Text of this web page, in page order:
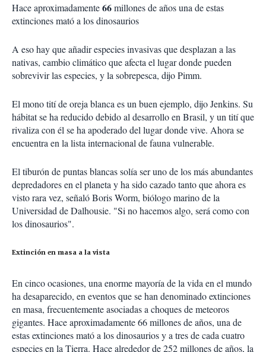
Hace aproximadamente66millones de años una de estas
extinciones mató a los dinosaurios
A eso hay que añadir especies invasivas que desplazan a las
nativas, cambio climático que afecta el lugar donde pueden
sobrevivir las especies, y la sobrepesca, dijo Pimm.
El mono tití de oreja blanca es un buen ejemplo, dijo Jenkins. Su
hábitat se ha reducido debido al desarrollo en Brasil, y un tití que
rivaliza con él se ha apoderado del lugar donde vive. Ahora se
encuentra en la lista internacional de fauna vulnerable.
El tiburón de puntas blancas solía ser uno de los más abundantes
depredadores en el planeta y ha sido cazado tanto que ahora es
visto rara vez, señaló Boris Worm, biólogo marino de la
Universidad de Dalhousie. "Si no hacemos algo, será como con
los dinosaurios".
Extinción en masa a la vista
En cinco ocasiones, una enorme mayoría de la vida en el mundo
ha desaparecido, en eventos que se han denominado extinciones
en masa, frecuentemente asociadas a choques de meteoros
gigantes. Hace aproximadamente 66 millones de años, una de
estas extinciones mató a los dinosaurios y a tres de cada cuatro
especies en la Tierra. Hace alrededor de 252 millones de años, la